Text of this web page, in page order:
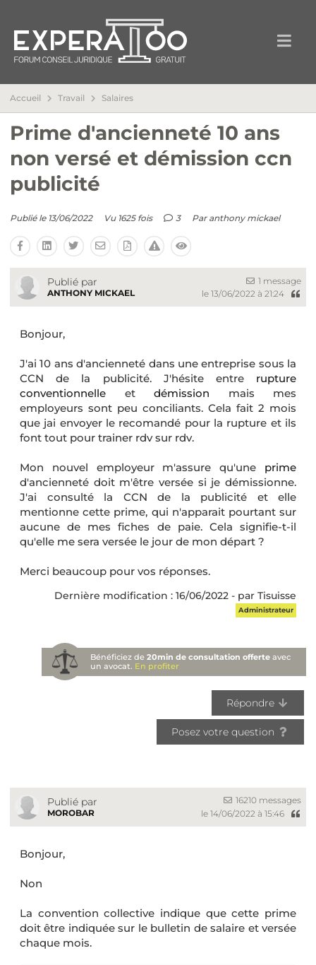
Accueil Travail Salaires
Prime d'ancienneté 10 ans
non versé et démission ccn
publicité
Publié le 13/06/2022 Vu 1625 fois 3 Par anthony mickael
Publié par
ANTHONY MICKAEL
1 message
le 13/06/2022 à 21:24
Bonjour,
J'ai 10 ans d'ancienneté dans une entreprise sous la
CCN de la publicité. J'hésite entre rupture
conventionnelle et démission mais mes
employeurs sont peu conciliants. Cela fait 2 mois
que jai envoyer le recomandé pour la rupture et ils
font tout pour trainer rdv sur rdv.
Mon nouvel employeur m'assure qu'une prime
d'ancienneté doit m'être versée si je démissionne.
J'ai consulté la CCN de la publicité et elle
mentionne cette prime, qui n'apparait pourtant sur
aucune de mes fiches de paie. Cela signifie-t-il
qu'elle me sera versée le jour de mon départ ?
Merci beaucoup pour vos réponses.
Dernière modification : 16/06/2022 - par Tisuisse
Administrateur
Bénéficiez de20min de consultation offerte avec
un avocat. En profiter
Répondre
Posez votre question
Publié par
MOROBAR
16210 messages
le 14/06/2022 à 15:46
Bonjour,
Non
La convention collective indique que cette prime
doit être indiquée sur le bulletin de salaire et versée
chaque mois.